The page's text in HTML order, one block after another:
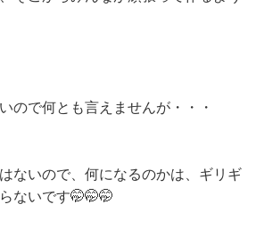
ので何とも言えませんが・・・
ないので、何になるのかは、ギリギ
ないです🤭🤭🤭